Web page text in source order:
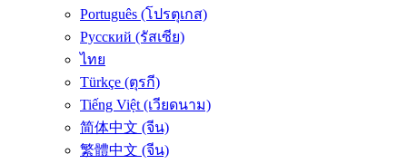
Português (โปรตุเกส)
Русский (รัสเซีย)
ไทย
Türkçe (ตุรกี)
Tiếng Việt (เวียดนาม)
简体中文 (จีน)
繁體中文 (จีน)